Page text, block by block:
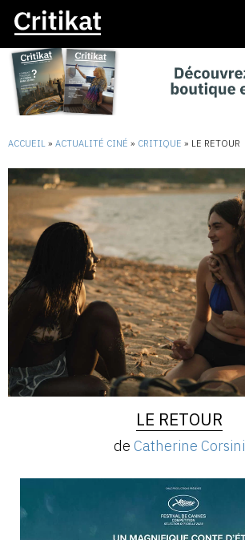
ACCUEIL » ACTUALITÉ CINÉ » CRITIQUE » LE RETOUR
LE RETOUR
de Catherine Corsini